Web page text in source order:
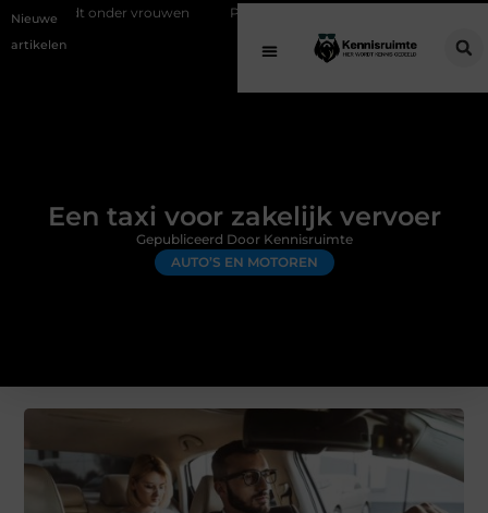
Nieuwe
artikelen
Pizzasteen voor barbecue: optimaal pizza bakken op een
Een taxi voor zakelijk vervoer
AUTO’S EN MOTOREN
Gepubliceerd Door Kennisruimte